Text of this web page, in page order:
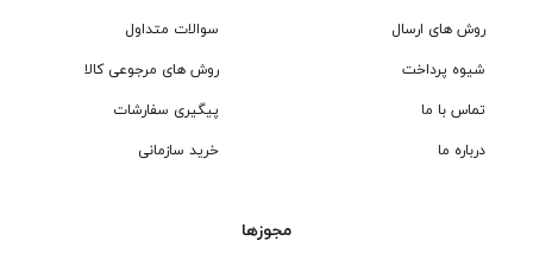
روش های ارسال
شیوه پرداخت
تماس با ما
درباره ما
سوالات متداول
روش های مرجوعی کالا
پیگیری سفارشات
خرید سازمانی
مجوزها